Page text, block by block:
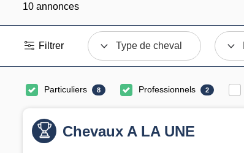
10 annonces
Filtrer Type de cheval
Particuliers 8 Professionnels 2
Chevaux A LA UNE